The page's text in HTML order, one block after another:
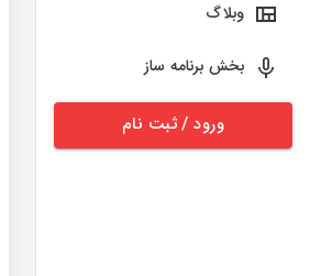
وبلاگ
بخش برنامه ساز
ورود / ثبت نام